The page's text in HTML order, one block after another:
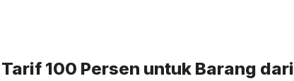
100 Persen untuk Barang dari